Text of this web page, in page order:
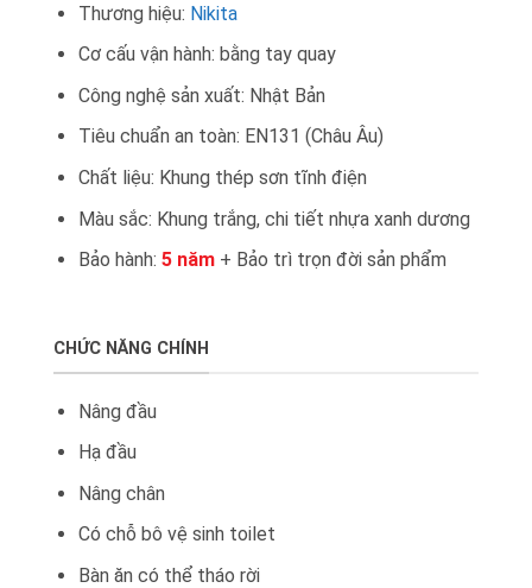
Thương hiệu: Nikita
Cơ cấu vận hành: bằng tay quay
Công nghệ sản xuất: Nhật Bản
Tiêu chuẩn an toàn: EN131 (Châu Âu)
Chất liệu: Khung thép sơn tĩnh điện
Màu sắc: Khung trắng, chi tiết nhựa xanh dương
Bảo hành: 5 năm+ Bảo trì trọn đời sản phẩm
CHỨC NĂNG CHÍNH
Nâng đầu
Hạ đầu
Nâng chân
Có chỗ bô vệ sinh toilet
Bàn ăn có thể tháo rời